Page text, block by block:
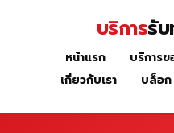
หน้าแรก
บริการรั
หน้าแรก บริการข
เกี่ยวกับเรา
บล็อก